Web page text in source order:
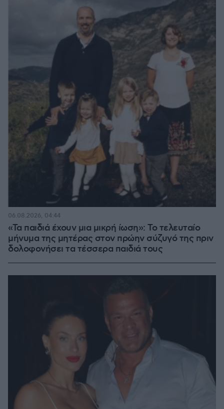
«Τα παιδιά έχουν μια μικρή ίωση»: Το τελευταίο
μήνυμα της μητέρας στον πρώην σύζυγό της πριν
δολοφονήσει τα τέσσερα παιδιά τους
06.08.2026, 04:44